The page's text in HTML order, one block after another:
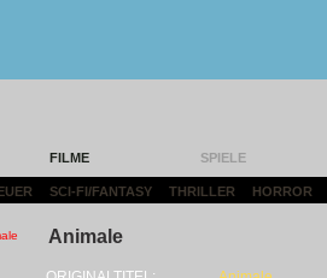
FILME SPIELE
SCI-FI/FANTASY THRILLER HORROR
Animale